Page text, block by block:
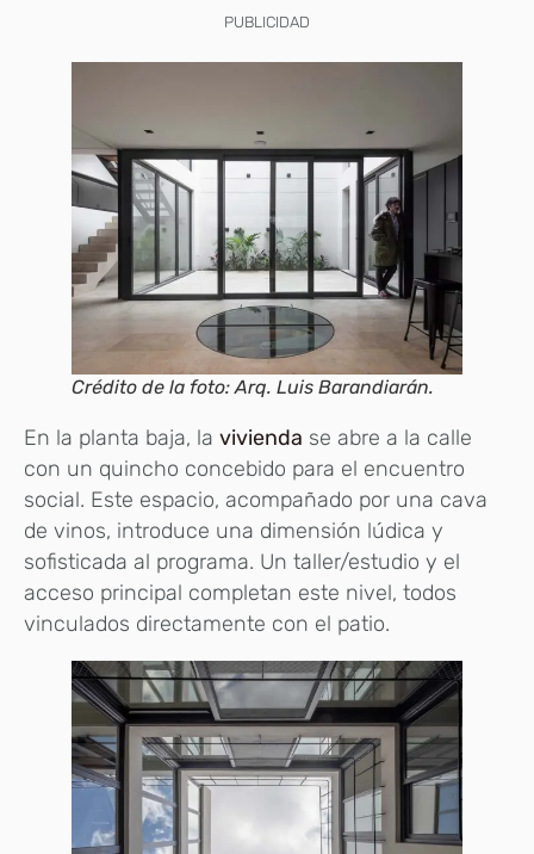
PUBLICIDAD
Crédito de la foto: Arq. Luis Barandiarán.
En la planta baja, la vivienda se abre a la calle
con un quincho concebido para el encuentro
social. Este espacio, acompañado por una cava
de vinos, introduce una dimensión lúdica y
sofisticada al programa. Un taller/estudio y el
acceso principal completan este nivel, todos
vinculados directamente con el patio.